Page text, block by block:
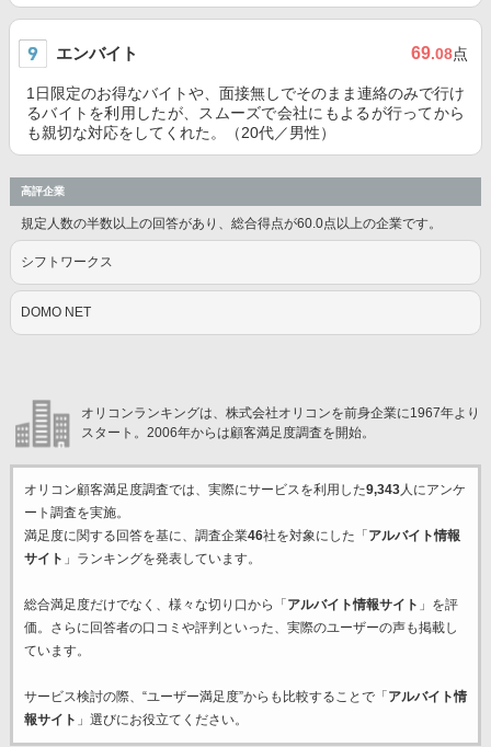
エンバイト 69.08点
1日限定のお得なバイトや、面接無しでそのまま連絡のみで行け
るバイトを利用したが、スムーズで会社にもよるが行ってから
も親切な対応をしてくれた。（20代／男性）
高評企業
規定人数の半数以上の回答があり、総合得点が60.0点以上の企業です。
シフトワークス
DOMO NET
オリコンランキングは、株式会社オリコンを前身企業に1967年より
スタート。2006年からは顧客満足度調査を開始。
オリコン顧客満足度調査では、実際にサービスを利用した9,343人にアンケ
ート調査を実施。
満足度に関する回答を基に、調査企業46社を対象にした「 アルバイト情報
サイト 」ランキングを発表しています。
総合満足度だけでなく、様々な切り口から「 アルバイト情報サイト 」を評
価。さらに回答者の口コミや評判といった、実際のユーザーの声も掲載し
ています。
サービス検討の際、“ユーザー満足度”からも比較することで「 アルバイト情
報サイト 」選びにお役立てください。